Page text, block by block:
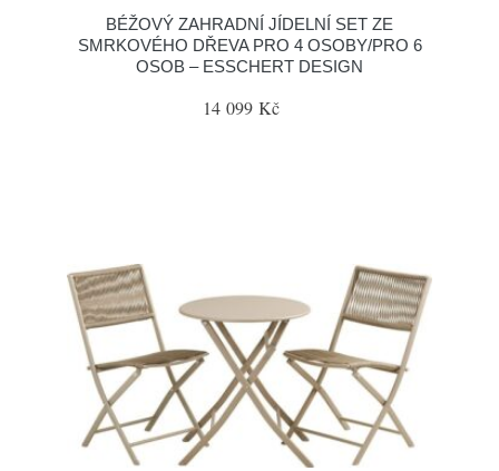
BÉŽOVÝ ZAHRADNÍ JÍDELNÍ SET ZE
SMRKOVÉHO DŘEVA PRO 4 OSOBY/PRO 6
OSOB – ESSCHERT DESIGN
14 099 Kč